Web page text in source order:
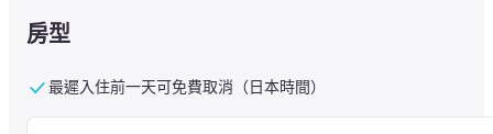
房型
最遲入住前一天可免費取消（日本時間）